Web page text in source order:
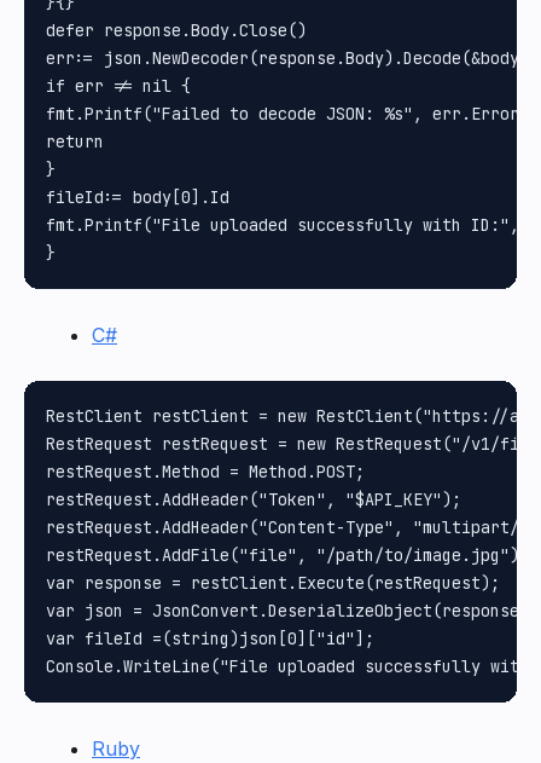
defer response.Body.Close()
err:= json.NewDecoder(response.Body).Decode(&body)
if err != nil {
fmt.Printf("Failed to decode JSON: %s",
return
}
fileId:= body[0].Id
fmt.Printf("File uploaded successfully with ID:",
C#
RestClient restClient = new RestClient("https://
RestRequest restRequest = new RestRequest("/v1/
restRequest.Method = Method.POST;
restRequest.AddHeader("Token", "$API_KEY");
restRequest.AddHeader("Content-Type", "multipart/
restRequest.AddFile("file", "/path/to/image.jpg");
var response = restClient.Execute(restRequest);
var json =
var fileId =(string)json[0]["id"];
Ruby